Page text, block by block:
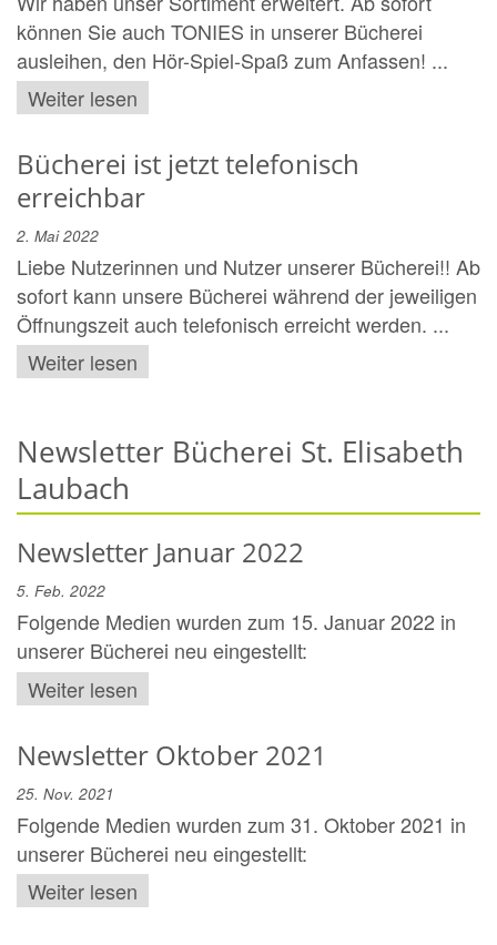
können Sie auch TONIES in unserer Bücherei
ausleihen, den Hör-Spiel-Spaß zum Anfassen! ...
Weiter lesen
Bücherei ist jetzt telefonisch
erreichbar
2. Mai 2022
Liebe Nutzerinnen und Nutzer unserer Bücherei!! Ab
sofort kann unsere Bücherei während der jeweiligen
Öffnungszeit auch telefonisch erreicht werden. ...
Weiter lesen
Newsletter Bücherei St. Elisabeth
Laubach
Newsletter Januar 2022
5. Feb. 2022
Folgende Medien wurden zum 15. Januar 2022 in
unserer Bücherei neu eingestellt:
Weiter lesen
Newsletter Oktober 2021
25. Nov. 2021
Folgende Medien wurden zum 31. Oktober 2021 in
unserer Bücherei neu eingestellt:
Weiter lesen